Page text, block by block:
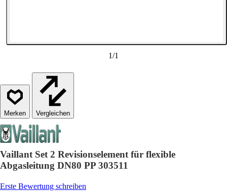
1/1
Vergleichen
Vaillant Set 2 Revisionselement für flexible
Abgasleitung DN80 PP 303511
Erste Bewertung schreiben